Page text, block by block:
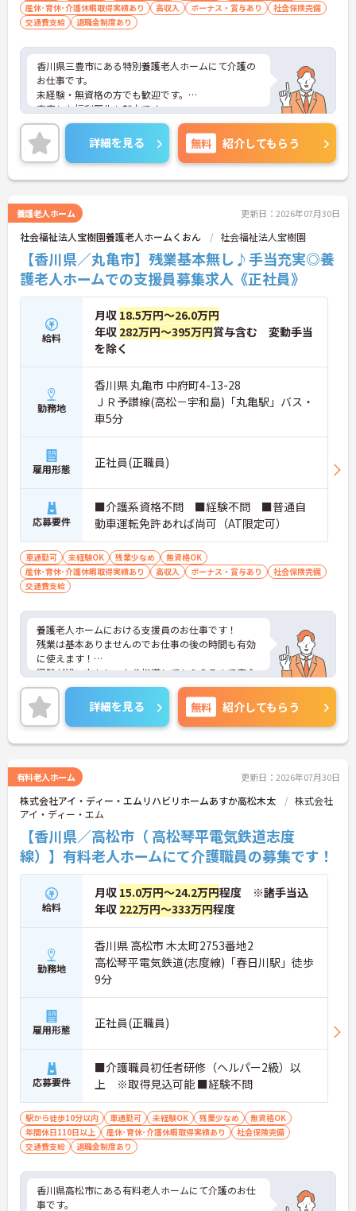
産休･育休･介護休暇取得実績あり 高収入 ボーナス・賞与あり
社会保険完備
交通費支給
退職金制度あり
香川県三豊市にある特別養護老人ホームにて介護の
お仕事です。
未経験・無資格の方でも歓迎です。
充実した福利厚生も魅力です。
ご興味ある方には、面接対策ポイントなど、さらに
詳細をお話しいたしますのでお気軽にご相談くださ
い。
詳細を見る 無料 紹介してもらう
養護老人ホーム 更新日：2026年07月30日
社会福祉法人宝樹園養護老人ホームくおん 社会福祉法人宝樹園
【香川県／丸亀市】残業基本無し♪手当充実◎養
護老人ホームでの支援員募集求人《正社員》
給料
月収 18.5万円～26.0万円
年収 282万円～395万円賞与含む 変動手当
を除く
勤務地
香川県 丸亀市 中府町4-13-28
ＪＲ予讃線(高松－宇和島)「丸亀駅」バス・
車5分
雇用形態 正社員(正職員)
応募要件
■介護系資格不問 ■経験不問 ■普通自
動車運転免許あれば尚可（AT限定可）
車通勤可 未経験OK 残業少なめ
無資格OK
産休･育休･介護休暇取得実績あり
高収入 ボーナス・賞与あり
社会保険完備
交通費支給
養護老人ホームにおける支援員のお仕事です！
残業は基本ありませんのでお仕事の後の時間も有効
に使えます！
経験が浅い方もしっかり指導してもらえるので安心
してお仕事を始められる環境です！
ご興味ある方には、面接のポイントなど、さらに詳
細をお話致しますのでお気軽にご相談ください。
詳細を見る 無料 紹介してもらう
有料老人ホーム 更新日：2026年07月30日
株式会社アイ・ディー・エムリハビリホームあすか高松木太
株式会社
アイ・ディー・エム
【香川県／高松市（ 高松琴平電気鉄道志度
線）】有料老人ホームにて介護職員の募集です！
給料
月収 15.0万円～24.2万円程度 ※諸手当込
年収 222万円～333万円程度
勤務地
香川県 高松市 木太町2753番地2
高松琴平電気鉄道(志度線)「春日川駅」徒歩
9分
雇用形態 正社員(正職員)
応募要件
■介護職員初任者研修（ヘルパー2級）以
上 ※取得見込可能 ■経験不問
駅から徒歩10分以内 車通勤可 未経験OK 残業少なめ
無資格OK
年間休日110日以上
産休･育休･介護休暇取得実績あり
社会保険完備
交通費支給
退職金制度あり
香川県高松市にある有料老人ホームにて介護のお仕
事です。